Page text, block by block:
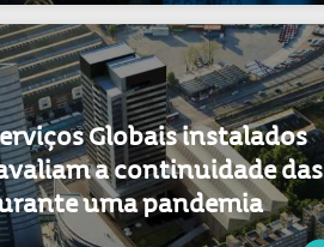
Globais instalados
a continuidade das
uma pandemia